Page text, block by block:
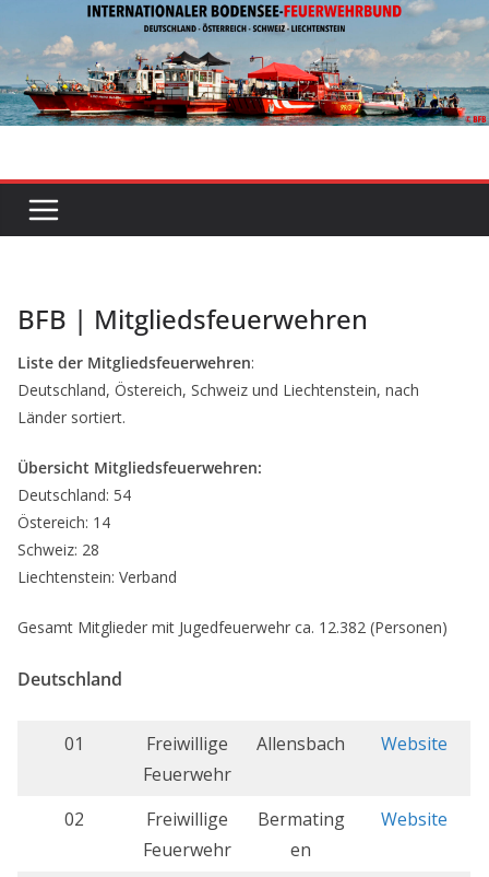
Inhalt
springen
BFB | Mitgliedsfeuerwehren
Liste der Mitgliedsfeuerwehren:
Deutschland, Östereich, Schweiz und Liechtenstein, nach
Länder sortiert.
Übersicht Mitgliedsfeuerwehren:
Deutschland: 54
Östereich: 14
Schweiz: 28
Liechtenstein: Verband
Gesamt Mitglieder mit Jugedfeuerwehr ca. 12.382 (Personen)
Deutschland
01
Freiwillige
Feuerwehr
Allensbach Website
02
Freiwillige
Feuerwehr
Bermating
en
Website